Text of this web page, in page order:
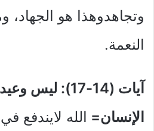
وتجاهدوهذا هو الجهاد،
النعمة.
آيات (14-17): ليس
الإنسان= الله لايندفع